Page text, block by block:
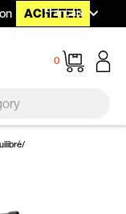
ACHETER
Langue
Français
0
Panier
/